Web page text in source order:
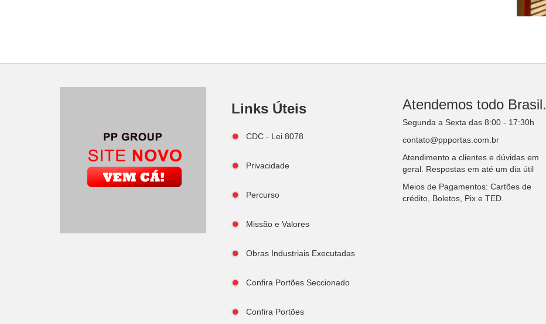
Links Úteis
CDC - Lei 8078
Privacidade
Percurso
Missão e Valores
Obras Industriais Executadas
Confira Portões Seccionado
Confira Portões
Atendemos todo Brasil.
Segunda a Sexta das 8:00 - 17:30h
contato@ppportas.com.br
Atendimento a clientes e dúvidas em
geral. Respostas em até um dia útil
Meios de Pagamentos: Cartões de
crédito, Boletos, Pix e TED.